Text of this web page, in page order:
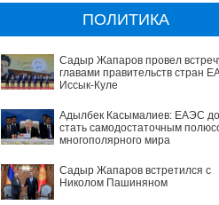
ПОЛИТИКА
Садыр Жапаров провел
главами правительств стран
Иссык-Куле
Адылбек Касымалиев: ЕАЭС
стать самодостаточным
многополярного мира
Садыр Жапаров встретился с
Николом Пашиняном